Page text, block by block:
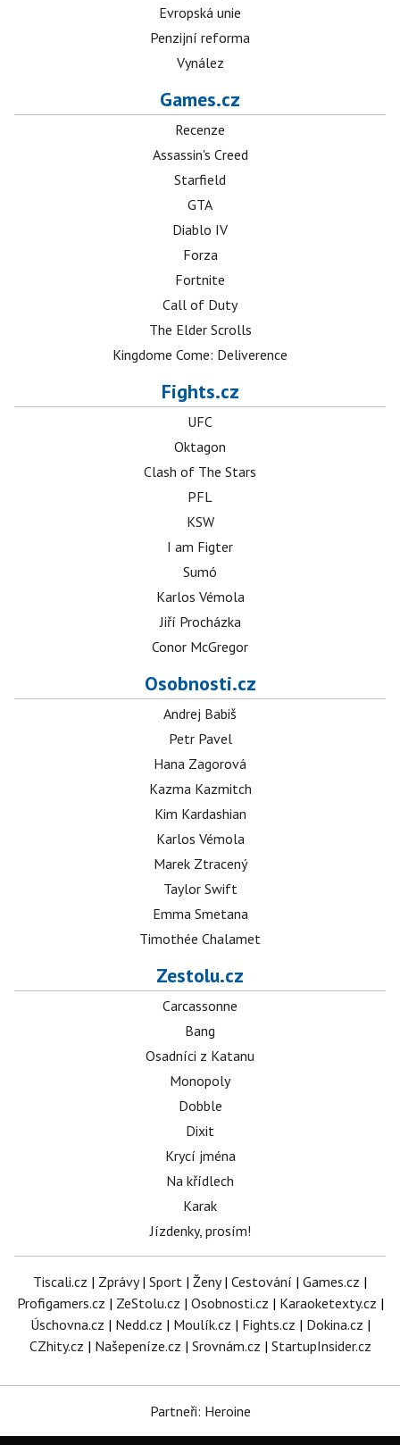
Evropská unie
Penzijní reforma
Vynález
Games.cz
Recenze
Assassin's Creed
Starfield
GTA
Diablo IV
Forza
Fortnite
Call of Duty
The Elder Scrolls
Kingdome Come: Deliverence
Fights.cz
UFC
Oktagon
Clash of The Stars
PFL
KSW
I am Figter
Sumó
Karlos Vémola
Jiří Procházka
Conor McGregor
Osobnosti.cz
Andrej Babiš
Petr Pavel
Hana Zagorová
Kazma Kazmitch
Kim Kardashian
Karlos Vémola
Marek Ztracený
Taylor Swift
Emma Smetana
Timothée Chalamet
Zestolu.cz
Carcassonne
Bang
Osadníci z Katanu
Monopoly
Dobble
Dixit
Krycí jména
Na křídlech
Karak
Jízdenky, prosím!
Tiscali.cz | Zprávy| Sport | Ženy| Cestování | Games.cz |
Profigamers.cz | ZeStolu.cz | Osobnosti.cz | Karaoketexty.cz |
Úschovna.cz | Nedd.cz | Moulík.cz | Fights.cz | Dokina.cz |
CZhity.cz | Našepeníze.cz | Srovnám.cz | StartupInsider.cz
Partneři: Heroine